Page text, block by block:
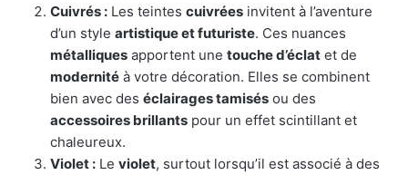
Cuivrés : Les teintes cuivrées invitent à l’aventure
d’un style artistique et futuriste. Ces nuances
métalliques apportent une touche d’éclat et de
modernité à votre décoration. Elles se combinent
bien avec des éclairages tamisés ou des
accessoires brillants pour un effet scintillant et
chaleureux.
Violet : Le violet, surtout lorsqu’il est associé à des